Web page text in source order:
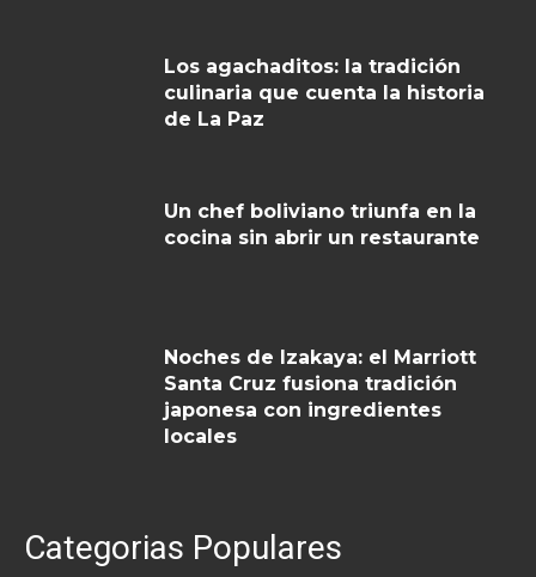
Los agachaditos: la tradición
culinaria que cuenta la historia
de La Paz
Un chef boliviano triunfa en la
cocina sin abrir un restaurante
Noches de Izakaya: el Marriott
Santa Cruz fusiona tradición
japonesa con ingredientes
locales
Categorias Populares